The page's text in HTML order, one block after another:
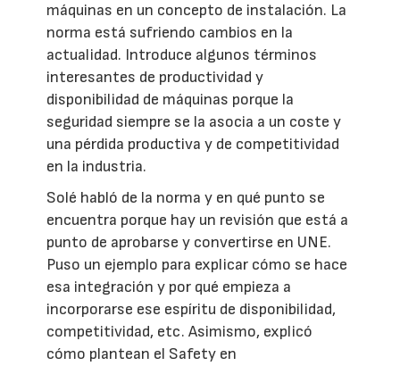
máquinas en un concepto de instalación. La
norma está sufriendo cambios en la
actualidad. Introduce algunos términos
interesantes de productividad y
disponibilidad de máquinas porque la
seguridad siempre se la asocia a un coste y
una pérdida productiva y de competitividad
en la industria.
Solé habló de la norma y en qué punto se
encuentra porque hay un revisión que está a
punto de aprobarse y convertirse en UNE.
Puso un ejemplo para explicar cómo se hace
esa integración y por qué empieza a
incorporarse ese espíritu de disponibilidad,
competitividad, etc. Asimismo, explicó
cómo plantean el Safety en